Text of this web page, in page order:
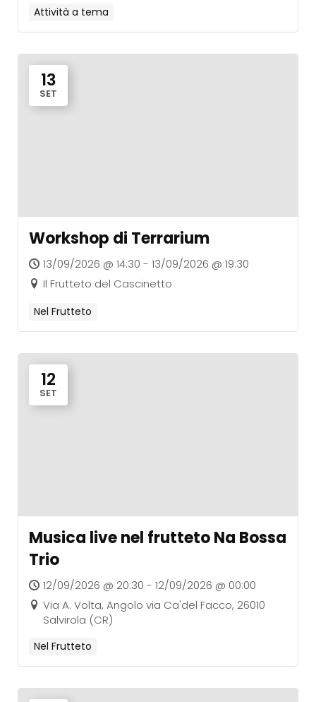
Attività a tema
13
SET
Workshop di Terrarium
13/09/2026 @ 14:30 - 13/09/2026 @ 19:30
Il Frutteto del Cascinetto
Nel Frutteto
12
SET
Musica live nel frutteto Na Bossa
Trio
12/09/2026 @ 20:30 - 12/09/2026 @ 00:00
Via A. Volta, Angolo via Ca'del Facco, 26010
Salvirola (CR)
Nel Frutteto